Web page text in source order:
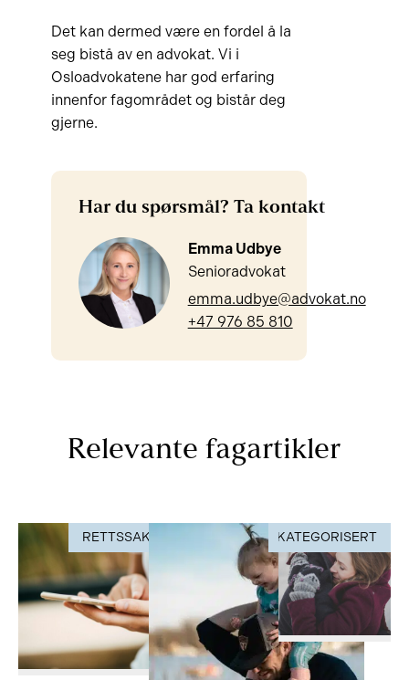
Det kan dermed være en fordel å la
seg bistå av en advokat. Vi i
Osloadvokatene har god erfaring
innenfor fagområdet og bistår deg
gjerne.
Har du spørsmål? Ta kontakt
Emma Udbye
Senioradvokat
emma.udbye@advokat.no
+47 976 85 810
Relevante fagartikler
RETTSSAK RETTSSAK
UKATEGORISERT
FAMILIE